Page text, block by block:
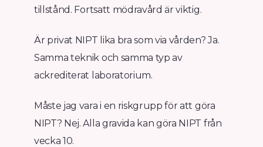
tillstånd. Fortsatt mödravård är viktig.
Är privat NIPT lika bra som via vården? Ja.
Samma teknik och samma typ av
ackrediterat laboratorium.
Måste jag vara i en riskgrupp för att göra
NIPT? Nej. Alla gravida kan göra NIPT från
vecka 10.